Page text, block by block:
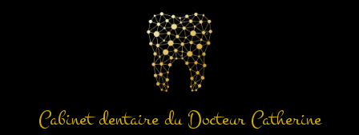
Cabinet dentaire du Docteur Catherine